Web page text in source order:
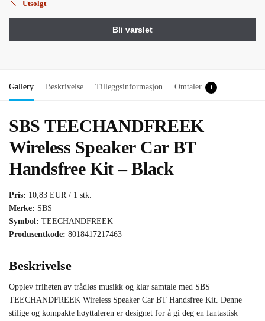
Utsolgt
Gallery Beskrivelse Tilleggsinformasjon Omtaler 1
SBS TEECHANDFREEK
Wireless Speaker Car BT
Handsfree Kit – Black
Pris: 10,83 EUR / 1 stk.
Merke: SBS
Symbol: TEECHANDFREEK
Produsentkode: 8018417217463
Beskrivelse
Opplev friheten av trådløs musikk og klar samtale med SBS
TEECHANDFREEK Wireless Speaker Car BT Handsfree Kit. Denne
stilige og kompakte høyttaleren er designet for å gi deg en fantastisk